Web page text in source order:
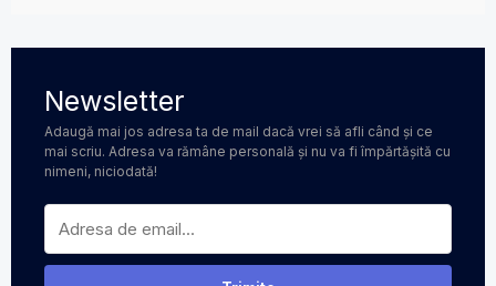
Newsletter
Adaugă mai jos adresa ta de mail dacă vrei să afli când și ce
mai scriu. Adresa va rămâne personală și nu va fi împărtășită cu
nimeni, niciodată!